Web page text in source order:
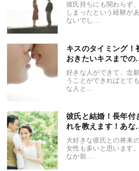
彼氏持ちにも関わらず
しまったという経験が
ないでし...
キスのタイミング！
おきたいキスまでの
好きな人ができて、念
うことができればとて
な人と...
彼氏と結婚！長年付
れを教えます！あな
大好きな彼氏との将来
女性も多いと思います
なか前...